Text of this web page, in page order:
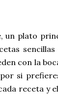
un plato
con la
si
receta y